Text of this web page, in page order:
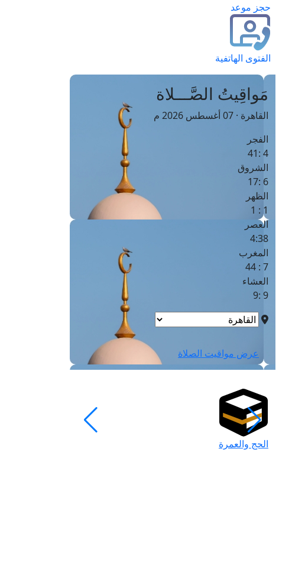
حجز موعد
الفتوى الهاتفية
مَواقِيتُ الصَّـــلاة
القاهرة · 07 أغسطس 2026 م
الفجر
4 :41
الشروق
6 :17
الظهر
1 : 1
العصر
4:38
المغرب
7 : 44
العشاء
9 :9
عرض مواقيت الصلاة
الحج والعمرة